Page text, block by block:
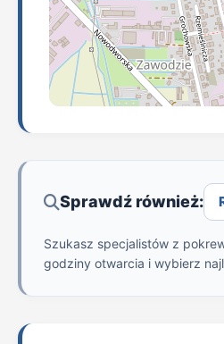
Sprawdź również:
Szukasz specjalistów z
godziny otwarcia i wybierz